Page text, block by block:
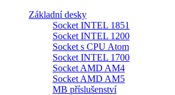
Základní desky
Socket INTEL 1851
Socket INTEL 1200
Socket s CPU Atom
Socket INTEL 1700
Socket AMD AM4
Socket AMD AM5
MB příslušenství